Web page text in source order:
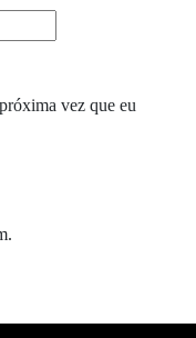
vez que eu